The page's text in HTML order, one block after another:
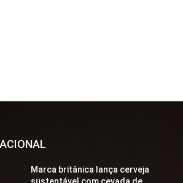
Marca britânica lança cerveja